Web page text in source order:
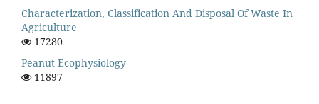
Characterization, Classification And Disposal Of Waste In
Agriculture
17280
Peanut Ecophysiology
11897